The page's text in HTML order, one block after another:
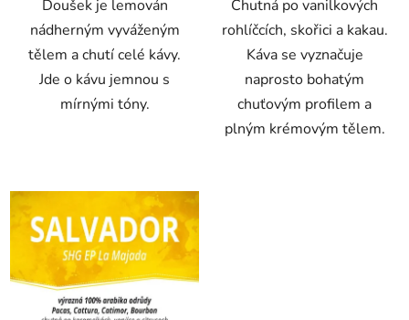
Doušek je lemován
nádherným vyváženým
tělem a chutí celé kávy.
Jde o kávu jemnou s
mírnými tóny.
Chutná po vanilkových
rohlíčcích, skořici a kakau.
Káva se vyznačuje
naprosto bohatým
chuťovým profilem a
plným krémovým tělem.